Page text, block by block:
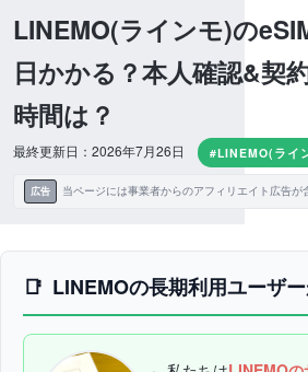
LINEMO(ラインモ)の
日かかる？本人確認&契
時間は？
最終更新日：2026年7月26日 #LINEMO(ライ
広告 当ページには事業者からのアフィリエイト広告が
LINEMOの長期利用ユーザー